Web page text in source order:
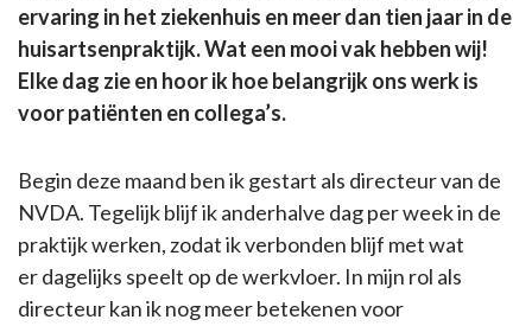
ervaring in het ziekenhuis en meer dan tien jaar in de
huisartsenpraktijk. Wat een mooi vak hebben wij!
Elke dag zie en hoor ik hoe belangrijk ons werk is
voor patiënten en collega’s.
Begin deze maand ben ik gestart als directeur van de
NVDA. Tegelijk blijf ik anderhalve dag per week in de
praktijk werken, zodat ik verbonden blijf met wat
er dagelijks speelt op de werkvloer. In mijn rol als
directeur kan ik nog meer betekenen voor